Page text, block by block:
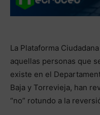
La Plataforma
aquellas personas que
existe en el
Baja y Torrevieja, han
“no” rotundo a la